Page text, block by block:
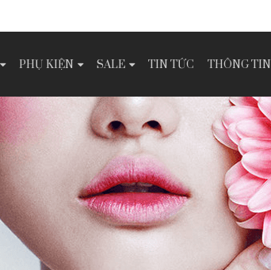
PHỤ KIỆN SALE TIN TỨC THÔNG TIN